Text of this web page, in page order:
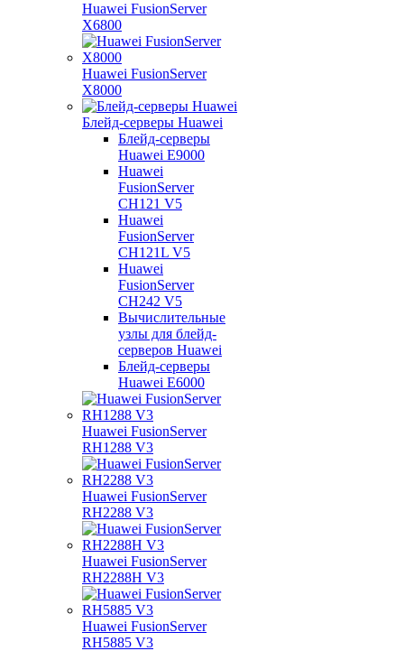
Huawei FusionServer
X6800
Huawei FusionServer
X8000
Блейд-серверы Huawei
Блейд-серверы
Huawei E9000
Huawei
FusionServer
CH121 V5
Huawei
FusionServer
CH121L V5
Huawei
FusionServer
CH242 V5
Вычислительные
узлы для блейд-
серверов Huawei
Блейд-серверы
Huawei E6000
Huawei FusionServer
RH1288 V3
Huawei FusionServer
RH2288 V3
Huawei FusionServer
RH2288H V3
Huawei FusionServer
RH5885 V3